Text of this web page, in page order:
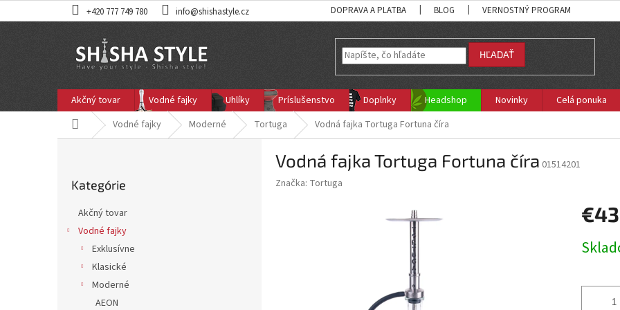
na
+420 777 749 780 info@shishastyle.cz DOPRAVA A PLATBA BLOG VERNOSTNÝ PROGRAM
HĽADAŤ
Akčný tovar Vodné fajky Uhlíky Príslušenstvo Doplnky Headshop Novinky Celá ponuka
DomovVodné fajky Moderné Tortuga Vodná fajka Tortuga Fortuna číra
kategórie
Kategórie
Akčný tovar
Vodné fajky
Exklusívne
Klasické
Moderné
AEON
Vodná fajka Tortuga Fortuna číra 01514201
Značka: Tortuga
cena: